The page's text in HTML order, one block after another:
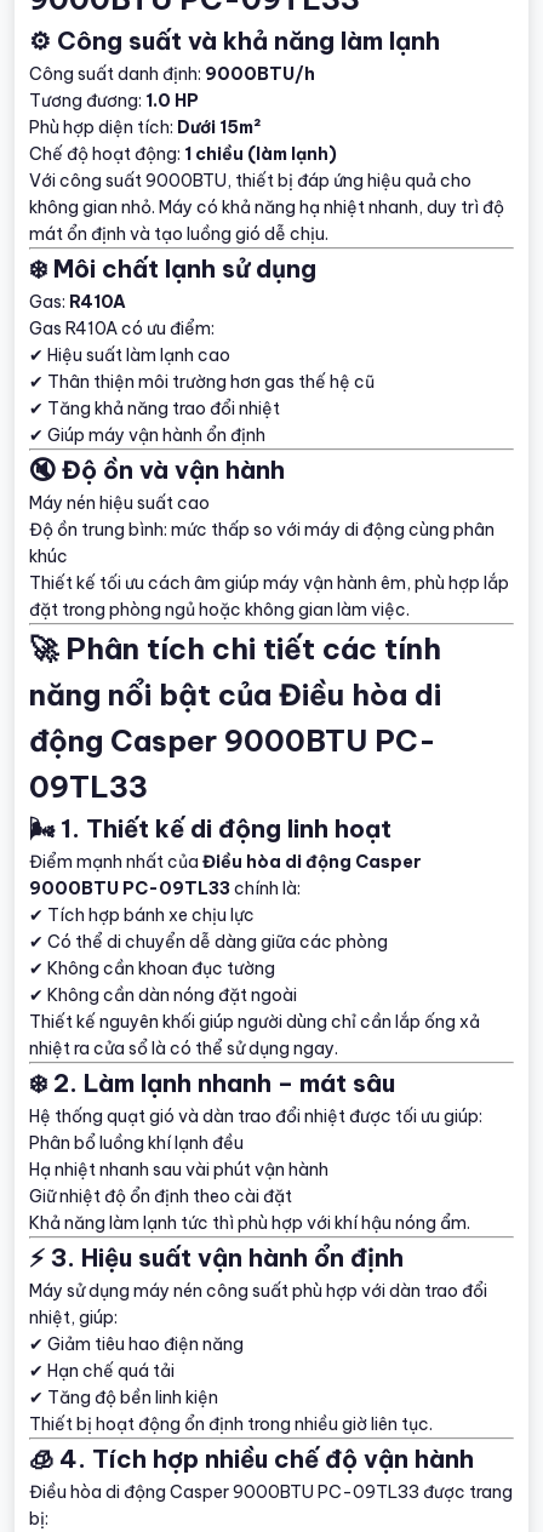
⚙️ Công suất và khả năng làm lạnh
Công suất danh định: 9000BTU/h
Tương đương: 1.0 HP
Phù hợp diện tích: Dưới 15m²
Chế độ hoạt động: 1 chiều (làm lạnh)
Với công suất 9000BTU, thiết bị đáp ứng hiệu quả cho
không gian nhỏ. Máy có khả năng hạ nhiệt nhanh, duy trì độ
mát ổn định và tạo luồng gió dễ chịu.
❄️ Môi chất lạnh sử dụng
Gas: R410A
Gas R410A có ưu điểm:
✔ Hiệu suất làm lạnh cao
✔ Thân thiện môi trường hơn gas thế hệ cũ
✔ Tăng khả năng trao đổi nhiệt
✔ Giúp máy vận hành ổn định
🔇 Độ ồn và vận hành
Máy nén hiệu suất cao
Độ ồn trung bình: mức thấp so với máy di động cùng phân
khúc
Thiết kế tối ưu cách âm giúp máy vận hành êm, phù hợp lắp
đặt trong phòng ngủ hoặc không gian làm việc.
🚀 Phân tích chi tiết các tính
năng nổi bật của Điều hòa di
động Casper 9000BTU PC-
09TL33
🌬️ 1. Thiết kế di động linh hoạt
Điểm mạnh nhất của Điều hòa di động Casper
9000BTU PC-09TL33chính là:
✔ Tích hợp bánh xe chịu lực
✔ Có thể di chuyển dễ dàng giữa các phòng
✔ Không cần khoan đục tường
✔ Không cần dàn nóng đặt ngoài
Thiết kế nguyên khối giúp người dùng chỉ cần lắp ống xả
nhiệt ra cửa sổ là có thể sử dụng ngay.
❄️ 2. Làm lạnh nhanh – mát sâu
Hệ thống quạt gió và dàn trao đổi nhiệt được tối ưu giúp:
Phân bổ luồng khí lạnh đều
Hạ nhiệt nhanh sau vài phút vận hành
Giữ nhiệt độ ổn định theo cài đặt
Khả năng làm lạnh tức thì phù hợp với khí hậu nóng ẩm.
⚡ 3. Hiệu suất vận hành ổn định
Máy sử dụng máy nén công suất phù hợp với dàn trao đổi
nhiệt, giúp:
✔ Giảm tiêu hao điện năng
✔ Hạn chế quá tải
✔ Tăng độ bền linh kiện
Thiết bị hoạt động ổn định trong nhiều giờ liên tục.
🧊 4. Tích hợp nhiều chế độ vận hành
Điều hòa di động Casper 9000BTU PC-09TL33 được trang
bị: